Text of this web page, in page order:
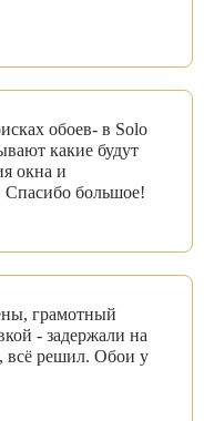
обоев- в Solo
какие будут
окна и
Спасибо большое!
грамотный
- задержали на
всё решил. Обои у